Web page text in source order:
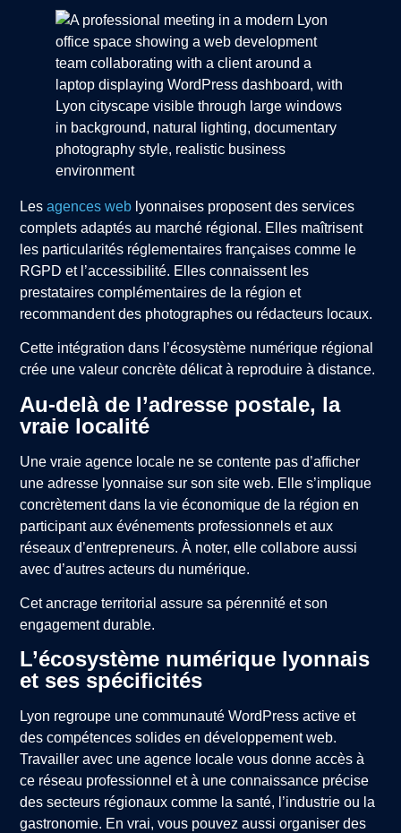
Lesagences web lyonnaises proposent des services
complets adaptés au marché régional. Elles maîtrisent
les particularités réglementaires françaises comme le
RGPD et l’accessibilité. Elles connaissent les
prestataires complémentaires de la région et
recommandent des photographes ou rédacteurs locaux.
Cette intégration dans l’écosystème numérique régional
crée une valeur concrète délicat à reproduire à distance.
Au-delà de l’adresse postale, la
vraie localité
Une vraie agence locale ne se contente pas d’afficher
une adresse lyonnaise sur son site web. Elle s’implique
concrètement dans la vie économique de la région en
participant aux événements professionnels et aux
réseaux d’entrepreneurs. À noter, elle collabore aussi
avec d’autres acteurs du numérique.
Cet ancrage territorial assure sa pérennité et son
engagement durable.
L’écosystème numérique lyonnais
et ses spécificités
Lyon regroupe une communauté WordPress active et
des compétences solides en développement web.
Travailler avec une agence locale vous donne accès à
ce réseau professionnel et à une connaissance précise
des secteurs régionaux comme la santé, l’industrie ou la
gastronomie. En vrai, vous pouvez aussi organiser des